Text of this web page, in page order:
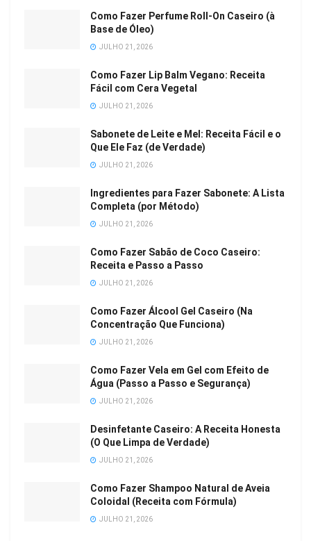
Como Fazer Perfume Roll-On Caseiro (à
Base de Óleo)
JULHO 21, 2026
Como Fazer Lip Balm Vegano: Receita
Fácil com Cera Vegetal
JULHO 21, 2026
Sabonete de Leite e Mel: Receita Fácil e o
Que Ele Faz (de Verdade)
JULHO 21, 2026
Ingredientes para Fazer Sabonete: A Lista
Completa (por Método)
JULHO 21, 2026
Como Fazer Sabão de Coco Caseiro:
Receita e Passo a Passo
JULHO 21, 2026
Como Fazer Álcool Gel Caseiro (Na
Concentração Que Funciona)
JULHO 21, 2026
Como Fazer Vela em Gel com Efeito de
Água (Passo a Passo e Segurança)
JULHO 21, 2026
Desinfetante Caseiro: A Receita Honesta
(O Que Limpa de Verdade)
JULHO 21, 2026
Como Fazer Shampoo Natural de Aveia
Coloidal (Receita com Fórmula)
JULHO 21, 2026